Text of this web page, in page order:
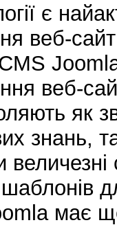
є
веб-
веб-
як
знань,
має